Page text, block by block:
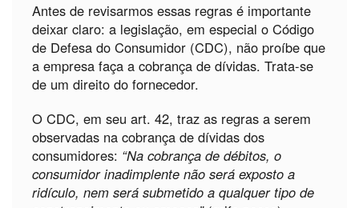
Antes de revisarmos essas regras é importante
deixar claro: a legislação, em especial o Código
de Defesa do Consumidor (CDC), não proíbe que
a empresa faça a cobrança de dívidas. Trata-se
de um direito do fornecedor.
O CDC, em seu art. 42, traz as regras a serem
observadas na cobrança de dívidas dos
consumidores: “Na cobrança de débitos, o
consumidor inadimplente não será exposto a
ridículo, nem será submetido a qualquer tipo de